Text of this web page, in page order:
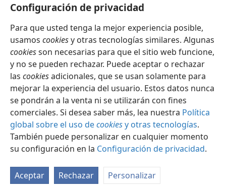
Configuración de privacidad
Para que usted tenga la mejor experiencia posible,
usamos cookiesy otras tecnologías similares. Algunas
cookiesson necesarias para que el sitio web funcione,
y no se pueden rechazar. Puede aceptar o rechazar
las cookiesadicionales, que se usan solamente para
mejorar la experiencia del usuario. Estos datos nunca
se pondrán a la venta ni se utilizarán con fines
comerciales. Si desea saber más, lea nuestra Política
global sobre el uso decookiesy otras tecnologías.
También puede personalizar en cualquier momento
su configuración en la Configuración de privacidad.
Aceptar Rechazar Personalizar
31:12 fl 122;g77 8/11 20;gh 172;w74 559;
w54 330
31:13w74 559
31:16 w65 735
31:21w84 15/7 5;w53 623;w52 232
31:23 ns 110
31:24w63 550
31:26gh 39; w62 633;ep 11
31:27 w78 15/1 27; w64 99
31:30w72 381